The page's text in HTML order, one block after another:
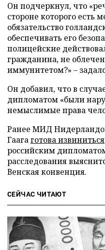
Он подчеркнул, что
стороне которого есть
обязательство
обеспечивать его
полицейские
гражданина, не
иммунитетом?» –
Он добавил, что в
дипломатом «были
немыслимые права
Ранее МИД
Гаагаготова извиниться
российским
расследования
Венская конвенция.
СЕЙЧАС ЧИТАЮТ